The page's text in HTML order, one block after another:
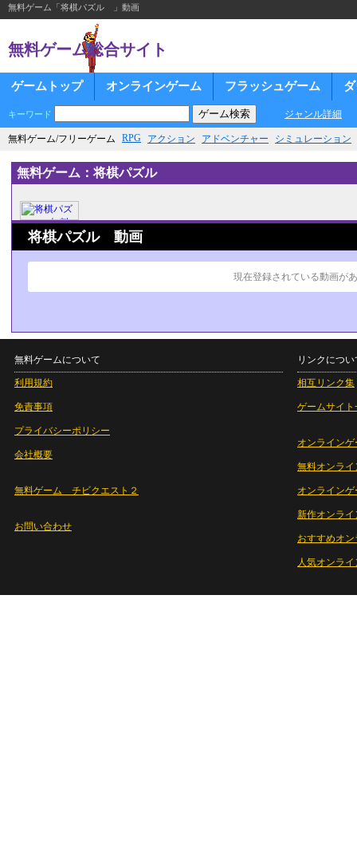
無料ゲーム「将棋パズル 」動画
無料ゲーム総合サイト
ゲームトップ オンラインゲーム フラッシュゲーム
キーワード ジャンル詳細
無料ゲーム/フリーゲーム RPG アクション アドベンチャー シミュレーション
無料ゲーム：将棋パズル
将棋パズル 動画
現在登録されている動画が
無料ゲームについて
利用規約
免責事項
プライバシーポリシー
会社概要
無料ゲーム チビクエスト２
お問い合わせ
リンクについ
相互リンク集
ゲームサイト
オンラインゲ
無料オンライ
オンライン
新作オンライ
おすすめオ
人気オンラ